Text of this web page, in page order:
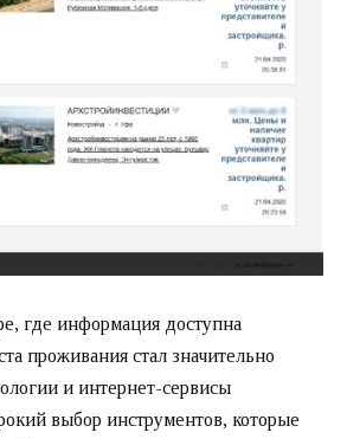
где информация доступна
проживания стал значительно
и интернет-сервисы
выбор инструментов, которые